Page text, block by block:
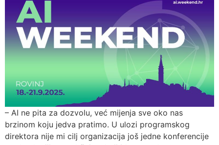
– AI ne pita za dozvolu, već mijenja sve oko nas
brzinom koju jedva pratimo. U ulozi programskog
direktora nije mi cilj organizacija još jedne konferencije